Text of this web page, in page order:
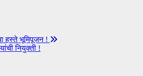
हस्ते भूमिपूजन !
नियुक्ती !